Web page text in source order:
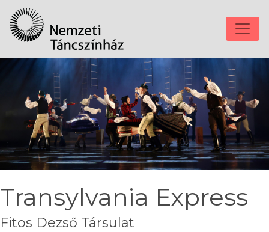
Transylvania Express
Fitos Dezső Társulat